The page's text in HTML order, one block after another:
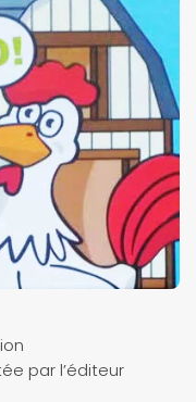
par l’éditeur